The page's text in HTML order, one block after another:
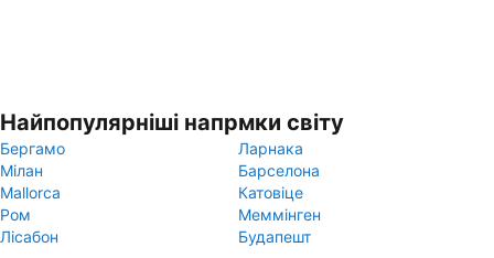
Найпопулярніші напрмки світу
Бергамо
Ларнака
Мілан
Барселона
Mallorca
Катовіце
Ром
Меммінген
Лісабон
Будапешт